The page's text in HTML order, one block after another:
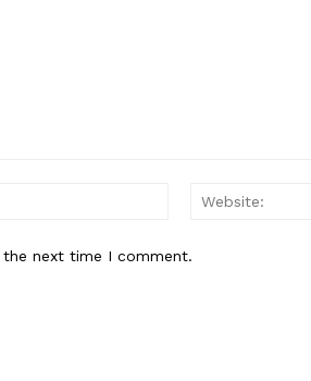
Email:*
next time I comment.